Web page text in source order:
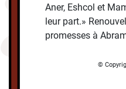
Aner, Eshcol et
leur part.»
promesses à
©